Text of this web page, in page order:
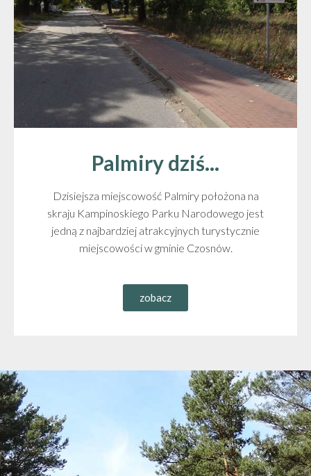
Palmiry dziś...
Dzisiejsza miejscowość Palmiry położona na
skraju Kampinoskiego Parku Narodowego jest
jedną z najbardziej atrakcyjnych turystycznie
miejscowości w gminie Czosnów.
zobacz